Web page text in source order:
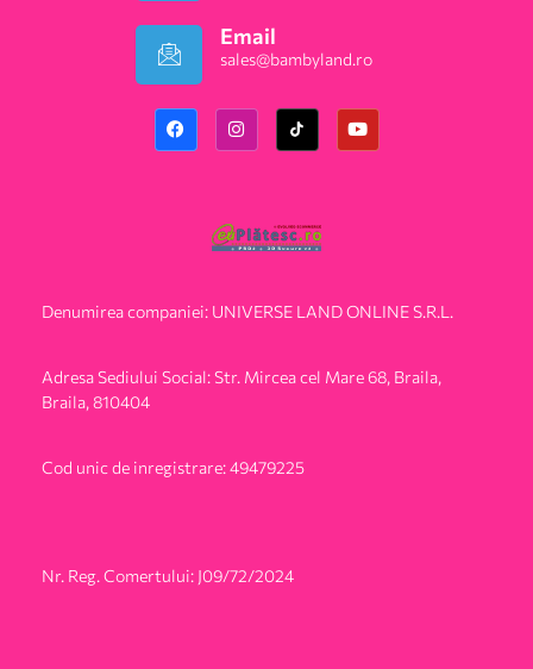
Email
sales@bambyland.ro​
Denumirea companiei: UNIVERSE LAND ONLINE S.R.L.
Adresa Sediului Social: Str. Mircea cel Mare 68, Braila,
Braila, 810404
Cod unic de inregistrare: 49479225
Nr. Reg. Comertului: J09/72/2024